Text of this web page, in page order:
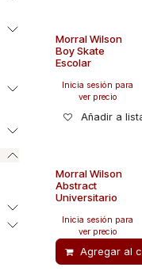
Morral Wilson
Boy Skate
Escolar
Inicia sesión para
ver precio
Añadir a
Morral Wilson
Abstract
Universitario
Inicia sesión para
ver precio
Agregar al